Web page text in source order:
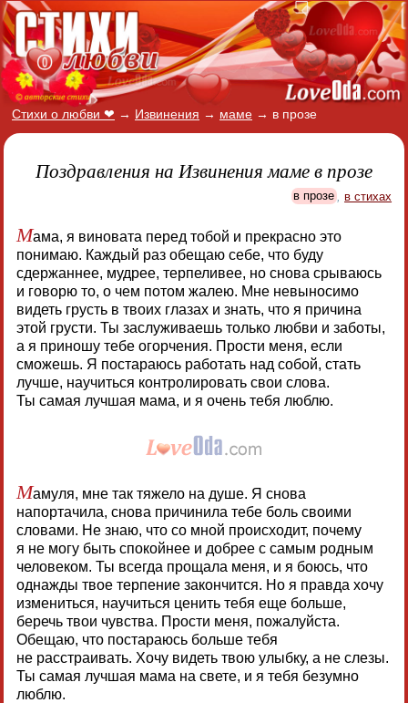
Стихи о любви ❤ → Извинения → маме → в прозе
Поздравления на Извинения маме в прозе
в прозе в стихах
Мама, я виновата перед тобой и прекрасно это
понимаю. Каждый раз обещаю себе, что буду
сдержаннее, мудрее, терпеливее, но снова срываюсь
и говорю то, о чем потом жалею. Мне невыносимо
видеть грусть в твоих глазах и знать, что я причина
этой грусти. Ты заслуживаешь только любви и заботы,
а я приношу тебе огорчения. Прости меня, если
сможешь. Я постараюсь работать над собой, стать
лучше, научиться контролировать свои слова.
Ты самая лучшая мама, и я очень тебя люблю.
Мамуля, мне так тяжело на душе. Я снова
напортачила, снова причинила тебе боль своими
словами. Не знаю, что со мной происходит, почему
я не могу быть спокойнее и добрее с самым родным
человеком. Ты всегда прощала меня, и я боюсь, что
однажды твое терпение закончится. Но я правда хочу
измениться, научиться ценить тебя еще больше,
беречь твои чувства. Прости меня, пожалуйста.
Обещаю, что постараюсь больше тебя
не расстраивать. Хочу видеть твою улыбку, а не слезы.
Ты самая лучшая мама на свете, и я тебя безумно
люблю.